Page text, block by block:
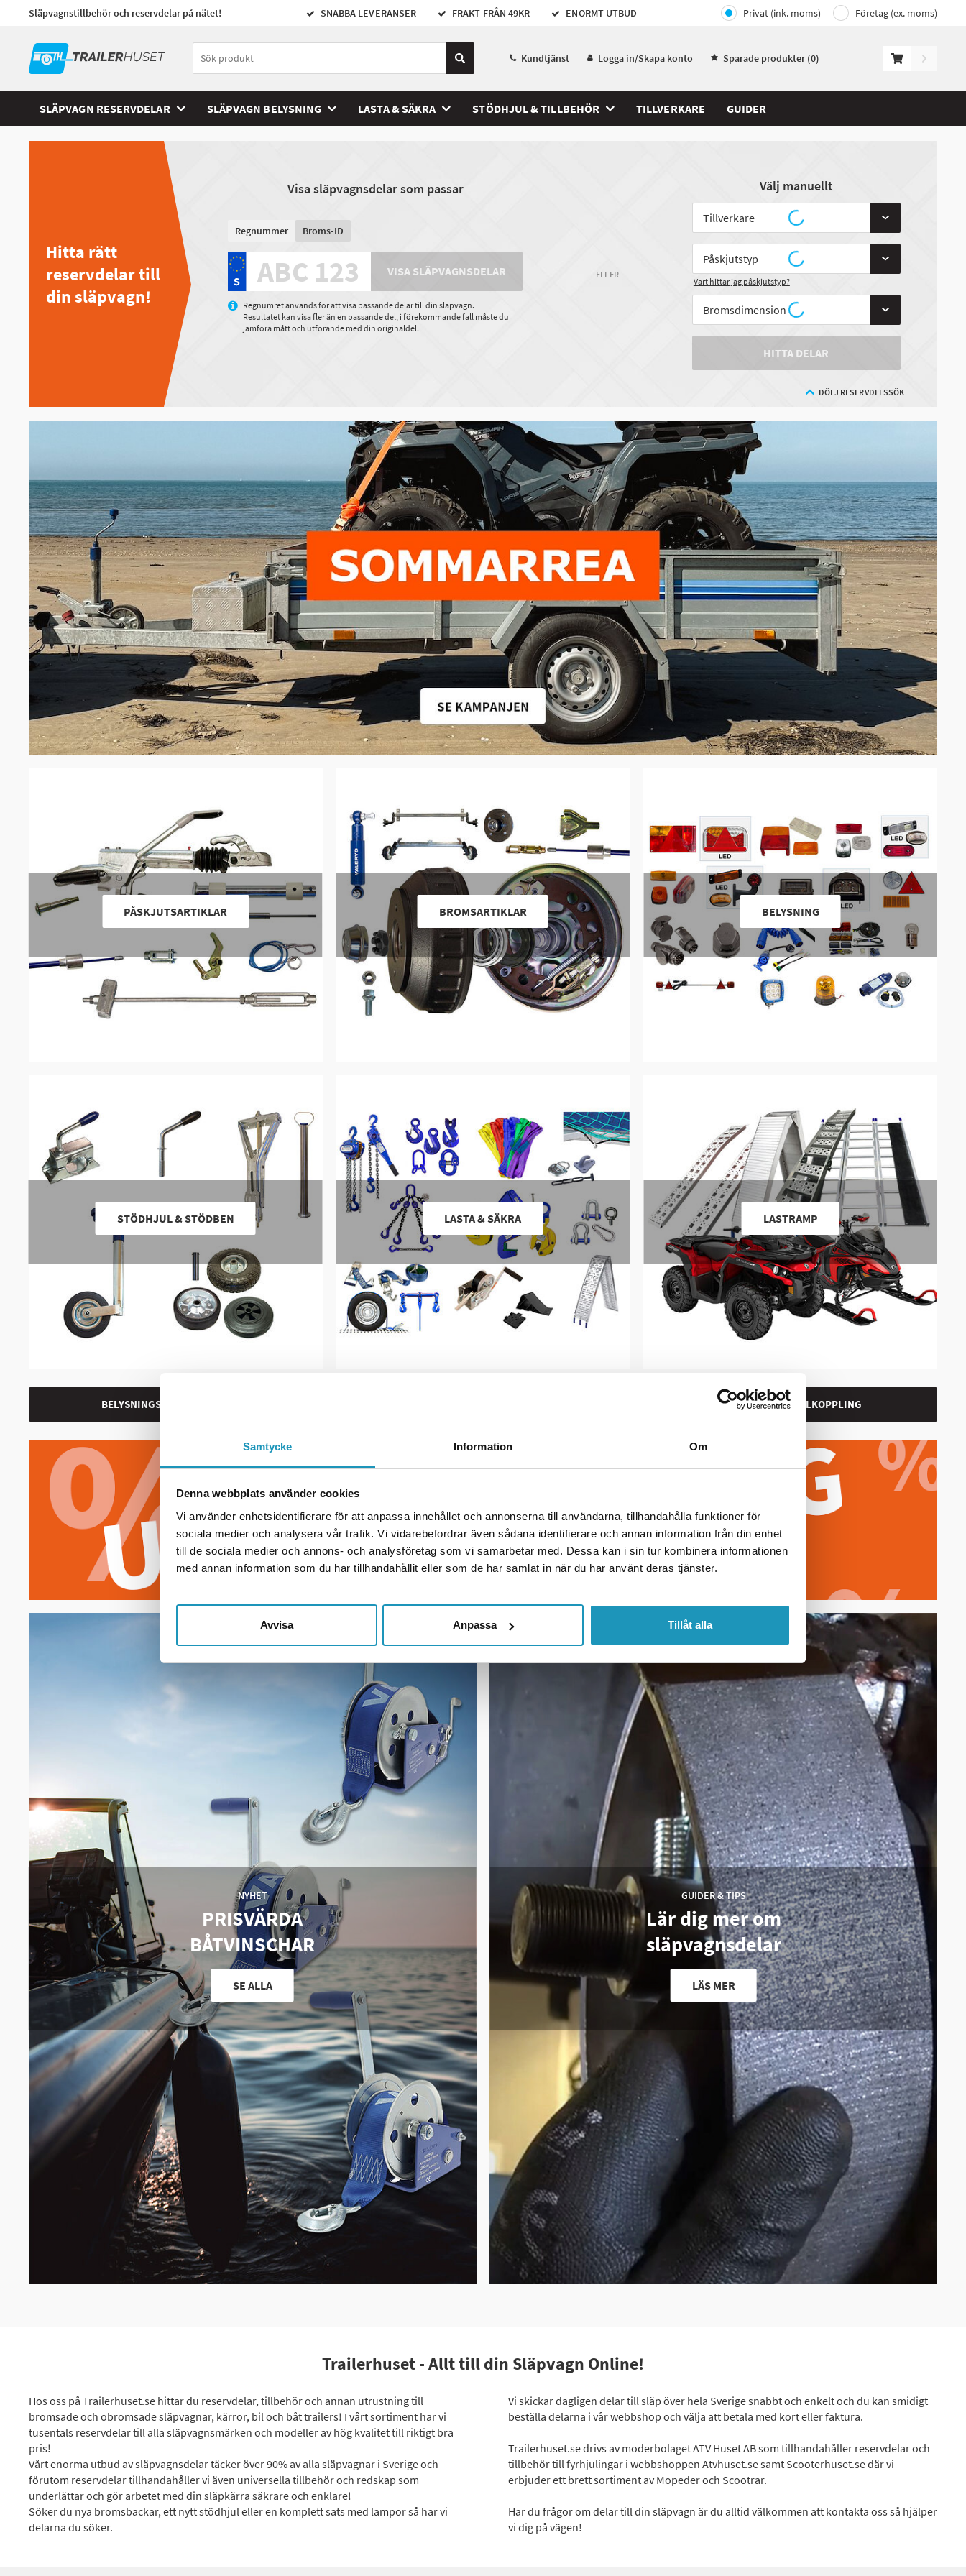
Samtycke Information Om
Denna webbplats använder cookies
Vi använder enhetsidentifierare för att anpassa innehållet och annonserna till användarna, tillhandahålla funktioner för
sociala medier och analysera vår trafik. Vi vidarebefordrar även sådana identifierare och annan information från din enhet
till de sociala medier och annons- och analysföretag som vi samarbetar med. Dessa kan i sin tur kombinera informationen
med annan information som du har tillhandahållit eller som de har samlat in när du har använt deras tjänster.
Avvisa Anpassa Tillåt alla
Släpvagnstillbehör och reservdelar på nätet! SNABBA LEVERANSER FRAKT FRÅN 49KR ENORMT UTBUD Privat (ink. moms) Företag (ex. moms)
Kundtjänst Logga in/Skapa konto Sparade produkter (0)
SLÄPVAGN RESERVDELAR SLÄPVAGN BELYSNING LASTA & SÄKRA STÖDHJUL & TILLBEHÖR TILLVERKARE GUIDER
Hitta rätt
reservdelar till
din släpvagn!
Visa släpvagnsdelar som passar
Regnummer Broms-ID
VISA SLÄPVAGNSDELAR
Regnumret används för att visa passande delar till din släpvagn.
Resultatet kan visa fler än en passande del, i förekommande fall måste du
jämföra mått och utförande med din originaldel.
ELLER
Välj manuellt
Vart hittar jag påskjutstyp?
HITTA DELAR
DÖLJ RESERVDELSSÖK
PÅSKJUTSARTIKLAR BROMSARTIKLAR BELYSNING
STÖDHJUL & STÖDBEN LASTA & SÄKRA LASTRAMP
BELYSNINGSKIT KULKOPPLING
NYHET
PRISVÄRDA
BÅTVINSCHAR
SE ALLA
GUIDER & TIPS
Lär dig mer om
släpvagnsdelar
LÄS MER
Trailerhuset - Allt till din Släpvagn Online!
Hos oss på Trailerhuset.se hittar du reservdelar, tillbehör och annan utrustning till
bromsade och obromsade släpvagnar, kärror, bil och båt trailers! I vårt sortiment har vi
tusentals reservdelar till alla släpvagnsmärken och modeller av hög kvalitet till riktigt bra
pris!
Vårt enorma utbud av släpvagnsdelar täcker över 90% av alla släpvagnar i Sverige och
förutom reservdelar tillhandahåller vi även universella tillbehör och redskap som
underlättar och gör arbetet med din släpkärra säkrare och enklare!
Söker du nya bromsbackar, ett nytt stödhjul eller en komplett sats med lampor så har vi
delarna du söker.
Vi skickar dagligen delar till släp över hela Sverige snabbt och enkelt och du kan smidigt
beställa delarna i vår webbshop och välja att betala med kort eller faktura.
Trailerhuset.se drivs av moderbolaget ATV Huset AB som tillhandahåller reservdelar och
tillbehör till fyrhjulingar i webbshoppen Atvhuset.sesamt Scooterhuset.sedär vi
erbjuder ett brett sortiment av Mopeder och Scootrar.
Har du frågor om delar till din släpvagn är du alltid välkommen att kontakta oss så hjälper
vi dig på vägen!